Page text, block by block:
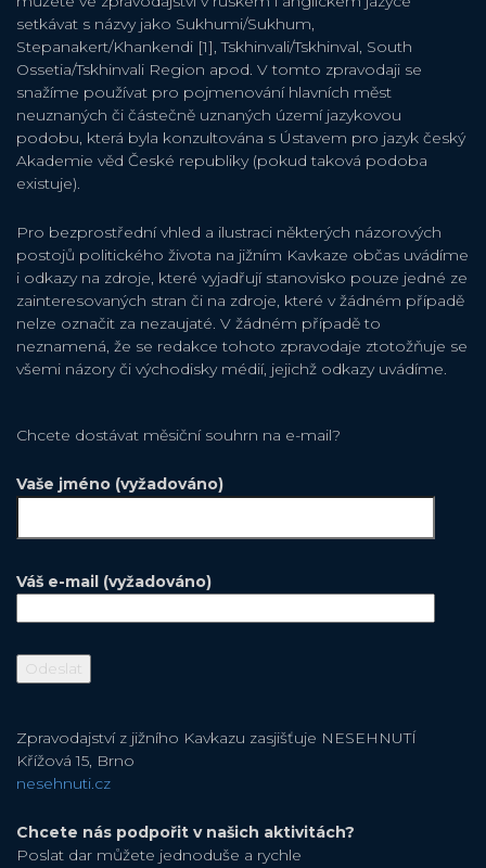
setkávat s názvy jako Sukhumi/Sukhum,
Stepanakert/Khankendi [1], Tskhinvali/Tskhinval, South
Ossetia/Tskhinvali Region apod. V tomto zpravodaji se
snažíme používat pro pojmenování hlavních měst
neuznaných či částečně uznaných území jazykovou
podobu, která byla konzultována s Ústavem pro jazyk český
Akademie věd České republiky (pokud taková podoba
existuje).
Pro bezprostřední vhled a ilustraci některých názorových
postojů politického života na jižním Kavkaze občas uvádíme
i odkazy na zdroje, které vyjadřují stanovisko pouze jedné ze
zainteresovaných stran či na zdroje, které v žádném případě
nelze označit za nezaujaté. V žádném případě to
neznamená, že se redakce tohoto zpravodaje ztotožňuje se
všemi názory či východisky médií, jejichž odkazy uvádíme.
Chcete dostávat měsiční souhrn na e-mail?
Vaše jméno (vyžadováno)
Váš e-mail (vyžadováno)
Zpravodajství z jižního Kavkazu zasjišťuje NESEHNUTÍ
Křížová 15, Brno
nesehnuti.cz
Chcete nás podpořit v našich aktivitách?
Poslat dar můžete jednoduše a rychle